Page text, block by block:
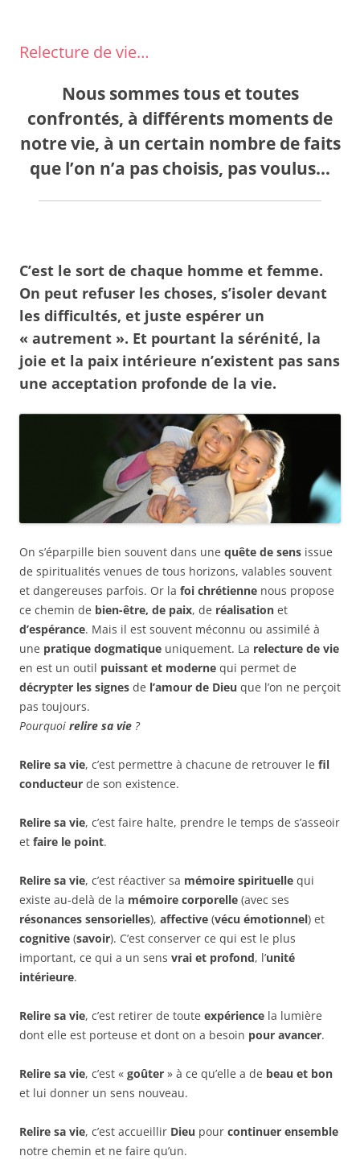
Relecture de vie…
Nous sommes tous et toutes
confrontés, à différents moments de
notre vie, à un certain nombre de faits
que l’on n’a pas choisis, pas voulus…
C’est le sort de chaque homme et femme.
On peut refuser les choses, s’isoler devant
les difficultés, et juste espérer un
« autrement ». Et pourtant la sérénité, la
joie et la paix intérieure n’existent pas sans
une acceptation profonde de la vie.
On s’éparpille bien souvent dans une quête de sens issue
de spiritualités venues de tous horizons, valables souvent
et dangereuses parfois. Or la foi chrétienne nous propose
ce chemin de bien-être, de paix, de réalisation et
d’espérance. Mais il est souvent méconnu ou assimilé à
une pratique dogmatique uniquement. La relecture de vie
en est un outil puissant et moderne qui permet de
décrypter les signes de l’amour de Dieu que l’on ne perçoit
pas toujours.
Pourquoi relire sa vie ?
Relire sa vie, c’est permettre à chacune de retrouver le fil
conducteur de son existence.
Relire sa vie, c’est faire halte, prendre le temps de s’asseoir
et faire le point.
Relire sa vie, c’est réactiver sa mémoire spirituelle qui
existe au-delà de la mémoire corporelle (avec ses
résonances sensorielles), affective (vécu émotionnel) et
cognitive (savoir). C’est conserver ce qui est le plus
important, ce qui a un sens vrai et profond, l’unité
intérieure.
Relire sa vie, c’est retirer de toute expérience la lumière
dont elle est porteuse et dont on a besoin pour avancer.
Relire sa vie, c’est « goûter » à ce qu’elle a de beau et bon
et lui donner un sens nouveau.
Relire sa vie, c’est accueillir Dieu pour continuer ensemble
notre chemin et ne faire qu’un.